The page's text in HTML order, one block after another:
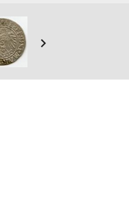
keyboard_arrow_right